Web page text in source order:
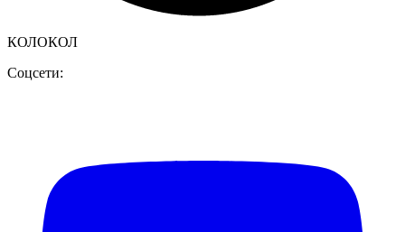
КОЛОКОЛ
Соцсети: